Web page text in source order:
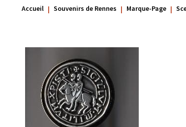
Accueil Souvenirs de Rennes Marque-Page